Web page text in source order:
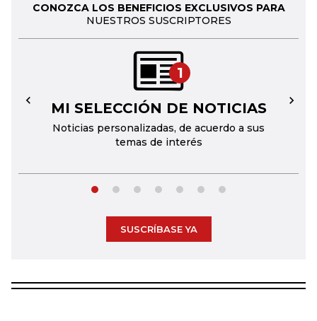
CONOZCA LOS BENEFICIOS EXCLUSIVOS PARA
NUESTROS SUSCRIPTORES
1
MI SELECCIÓN DE NOTICIAS
Noticias personalizadas, de acuerdo a sus
temas de interés
← →
SUSCRÍBASE YA